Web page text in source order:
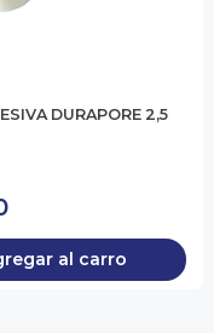
DURAPORE 2,5
al carro